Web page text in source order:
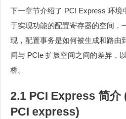
下一章节介绍了 PCI Express 环境
于实现功能的配置寄存器的空间，
现，配置事务是如何被生成和路由
间与 PCIe 扩展空间之间的差异，
桥。
2.1 PCI Express 简
PCI express)